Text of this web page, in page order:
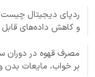
ردپای دیجیتال
و کاهش داده‌های قابل
مصرف قهوه در دوران
بر خواب، مایعات بدن